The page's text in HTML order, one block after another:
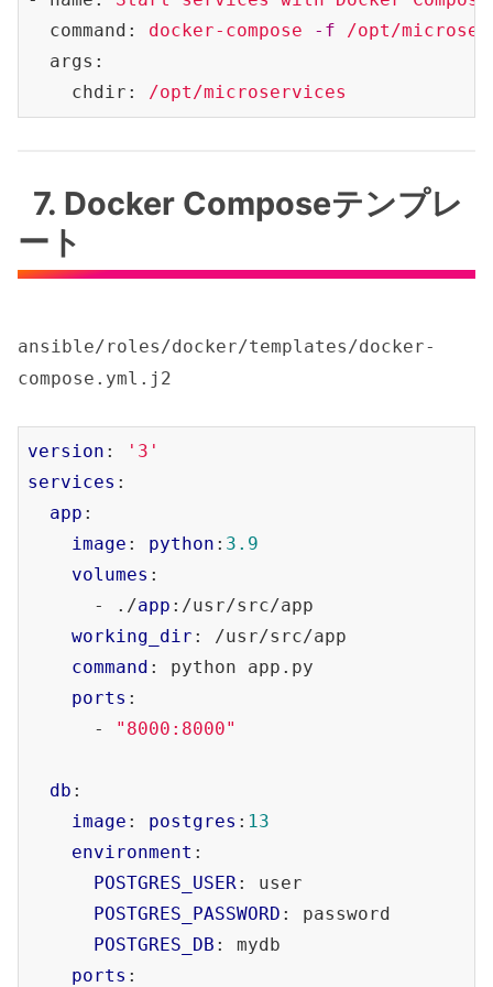
  command:
docker-compose -f
/opt/
  args:
    chdir:
/opt/microservices
7. Docker Composeテンプレ
ート
ansible/roles/docker/templates/docker-
compose.yml.j2
version :
'3'
services :
app :
image : python : 3.9
volumes :
      - ./
app :/usr/src/app
working_dir : /usr/src/app
command : python app.py
ports :
      -
"8000:8000"
db :
image : postgres : 13
environment :
POSTGRES_USER: user
POSTGRES_PASSWORD : password
POSTGRES_DB : mydb
ports :